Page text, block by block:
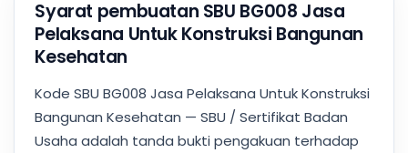
Syarat pembuatan SBU BG008 Jasa
Pelaksana Untuk Konstruksi Bangunan
Kesehatan
Kode SBU BG008 Jasa Pelaksana Untuk Konstruksi
Bangunan Kesehatan — SBU / Sertifikat Badan
Usaha adalah tanda bukti pengakuan terhadap